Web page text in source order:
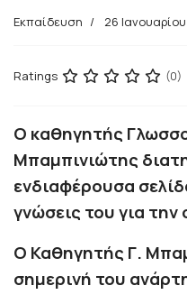
Εκπαίδευση 26
Ratings (0)
O καθηγητής
Μπαμπινιώτης
ενδιαφέρουσα
γνώσεις του για
Ο Καθηγητής Γ.
σημερινή του